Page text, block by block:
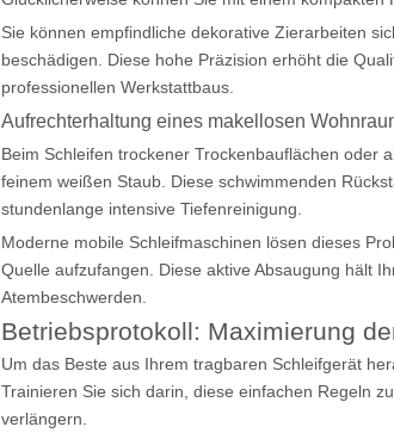
Sie können empfindliche dekorative Zierarbeiten
beschädigen. Diese hohe Präzision erhöht die
professionellen Werkstattbaus.
Aufrechterhaltung eines makellosen
Beim Schleifen trockener Trockenbauflächen oder
feinem weißen Staub. Diese schwimmenden
stundenlange intensive Tiefenreinigung.
Moderne mobile Schleifmaschinen lösen dieses
Quelle aufzufangen. Diese aktive Absaugung hält
Atembeschwerden.
Betriebsprotokoll: Maximierung
Um das Beste aus Ihrem tragbaren Schleifgerät
Trainieren Sie sich darin, diese einfachen Regeln
verlängern.